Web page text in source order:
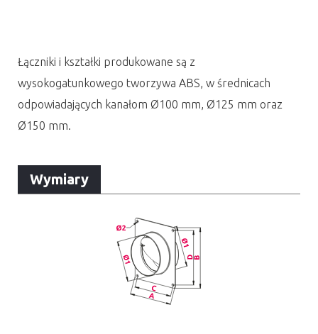
Łączniki i kształki produkowane są z
wysokogatunkowego tworzywa ABS, w średnicach
odpowiadających kanałom Ø100 mm, Ø125 mm oraz
Ø150 mm.
Wymiary